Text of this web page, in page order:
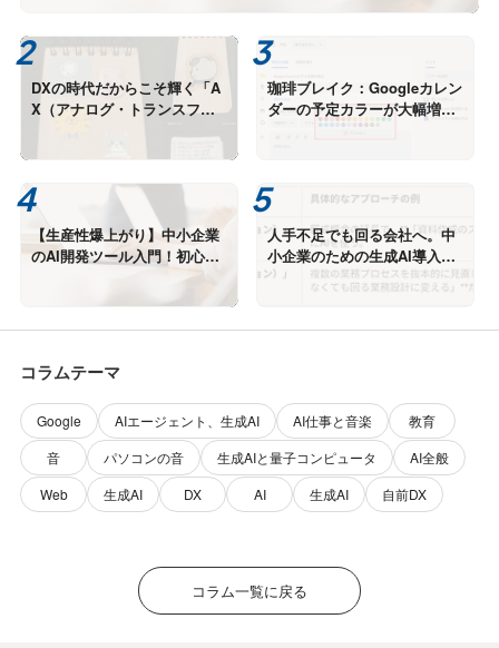
DXの時代だからこそ輝く「A
X（アナログ・トランスフォ
珈琲ブレイク：Googleカレン
ダーの予定カラーが大幅増、
知らないうちに進化する便利
【生産性爆上がり】中小企業
のAI開発ツール入門！初心者
に「GitHub Copilot」を激推
人手不足でも回る会社へ。中
小企業のための生成AI導入戦
略 ー効率化ではなく「勝てる
仕組み」を作る方法ー
コラムテーマ
Google AIエージェント、生成AI AI仕事と音楽
教育
音
パソコンの音 生成AIと量子コンピュータ
AI全般
Web
生成AI DX AI 生成AI 自前DX
コラム一覧に戻る